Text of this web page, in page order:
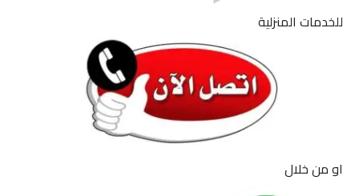
للخدمات المنزلية
او من خلال